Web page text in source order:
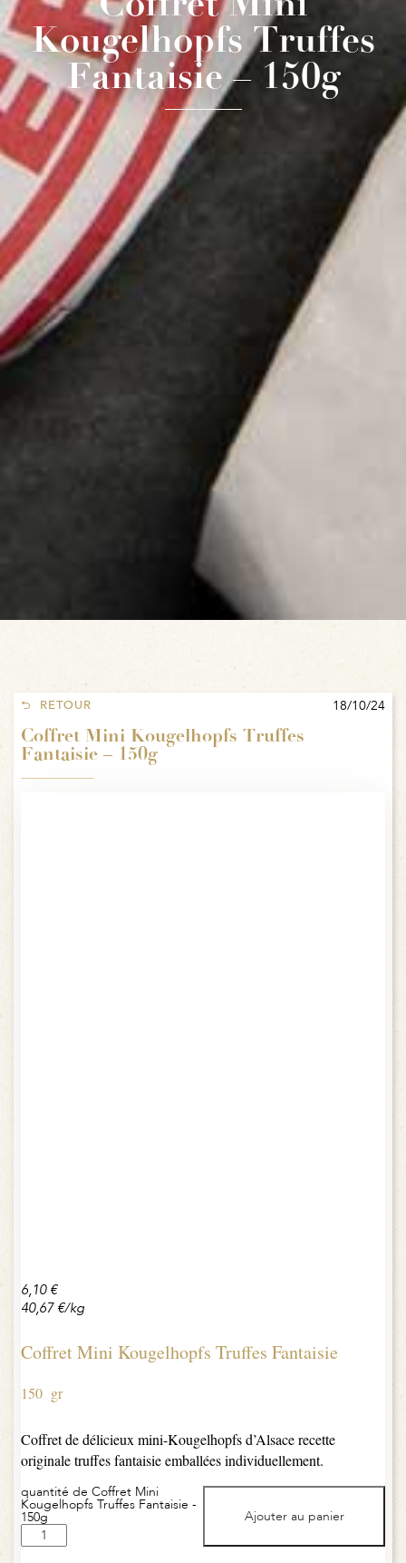
Kougelhopfs Truffes
Fantaisie – 150g
RETOUR 18/10/24
Coffret Mini Kougelhopfs Truffes
Fantaisie – 150g
6,10 €
40,67 €/kg
Coffret Mini Kougelhopfs Truffes Fantaisie
150 gr
Coffret de délicieux mini-Kougelhopfs d’Alsace recette
originale truffes fantaisie emballées individuellement.
quantité de Coffret Mini
Kougelhopfs Truffes Fantaisie -
150g Ajouter au panier